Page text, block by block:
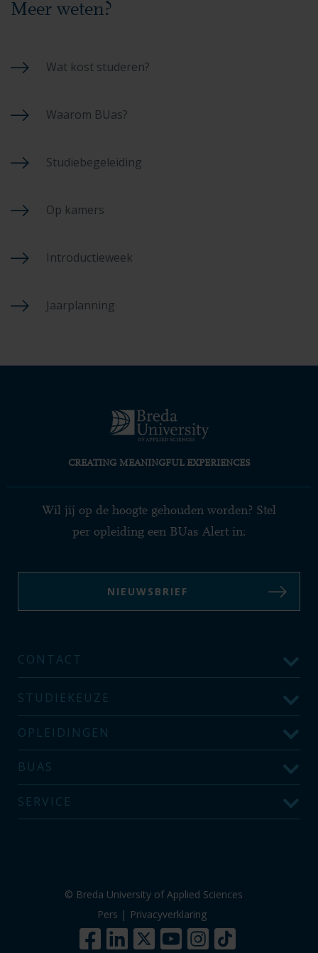
Meer weten?
Wat kost studeren?
Waarom BUas?
Studiebegeleiding
Op kamers
Introductieweek
Jaarplanning
CREATING MEANINGFUL EXPERIENCES
Wil jij op de hoogte gehouden worden? Stel
per opleiding een BUas Alert in:
NIEUWSBRIEF
CONTACT
STUDIEKEUZE
OPLEIDINGEN
BUAS
SERVICE
© Breda University of Applied Sciences
Pers | Privacyverklaring